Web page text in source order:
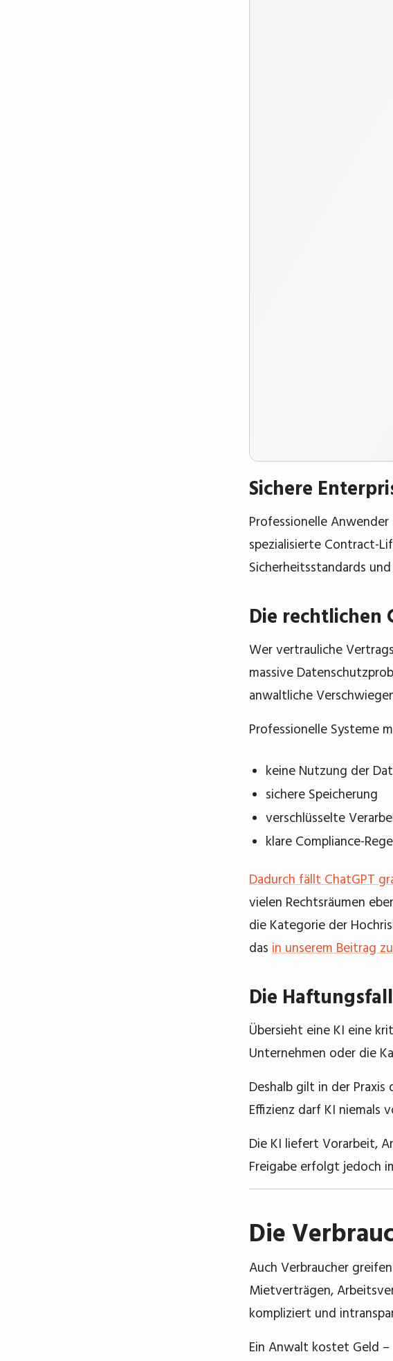
Sichere
Professionelle
spezialisierte Contract-
Sicherheitsstandards
Die rechtlichen
Wer vertrauliche
massive
anwaltliche
Professionelle Systeme
keine Nutzung der
sichere Speicherung
verschlüsselte
klare Compliance-
Dadurch fällt ChatGPT
vielen Rechtsräumen
die Kategorie der
das in unserem Beitrag
Die
Übersieht eine KI eine
Unternehmen oder die
Deshalb gilt in der Praxis
Effizienz darf KI niemals
Die KI liefert Vorarbeit,
Freigabe erfolgt jedoch
Die
Auch Verbraucher
Mietverträgen,
kompliziert und
Ein Anwalt kostet Geld